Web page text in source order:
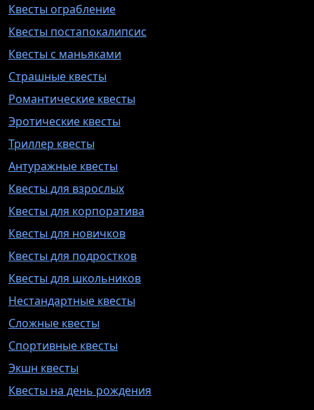
Квесты ограбление
Квесты постапокалипсис
Квесты с маньяками
Страшные квесты
Романтические квесты
Эротические квесты
Триллер квесты
Антуражные квесты
Квесты для взрослых
Квесты для корпоратива
Квесты для новичков
Квесты для подростков
Квесты для школьников
Нестандартные квесты
Сложные квесты
Спортивные квесты
Экшн квесты
Квесты на день рождения